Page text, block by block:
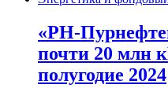
«РН-
почти 20 млн
полугодие 2024